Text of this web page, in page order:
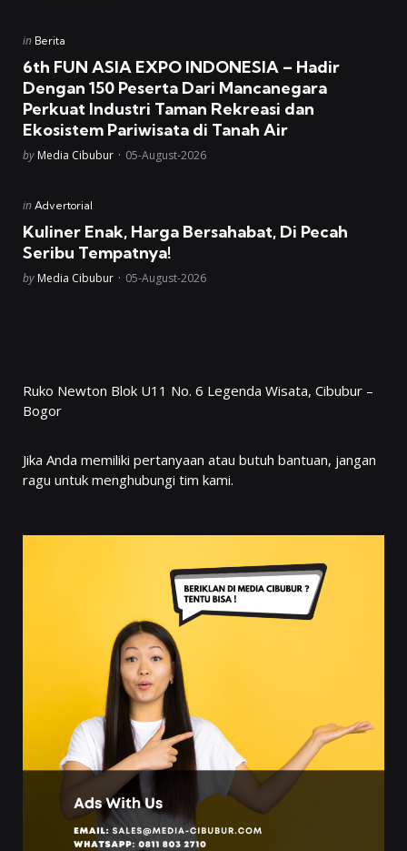
Posted
in Berita
6th FUN ASIA EXPO INDONESIA – Hadir
Dengan 150 Peserta Dari Mancanegara
Perkuat Industri Taman Rekreasi dan
Ekosistem Pariwisata di Tanah Air
Posted
by Media Cibubur 05-August-2026
Posted
in Advertorial
Kuliner Enak, Harga Bersahabat, Di Pecah
Seribu Tempatnya!
Posted
by Media Cibubur 05-August-2026
Ruko Newton Blok U11 No. 6 Legenda Wisata, Cibubur –
Bogor
Jika Anda memiliki pertanyaan atau butuh bantuan, jangan
ragu untuk menghubungi tim kami.